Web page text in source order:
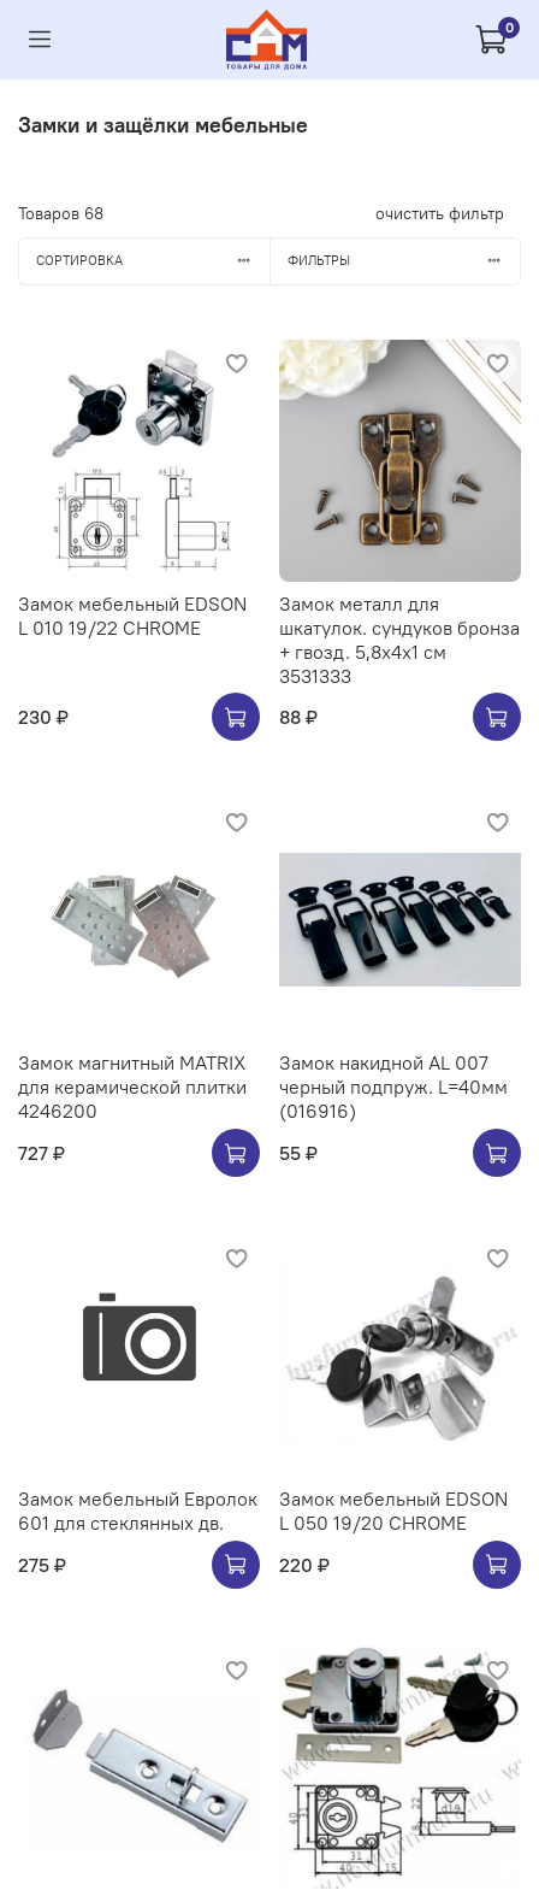
0
Замки и защёлки мебельные
Товаров 68 очистить фильтр
СОРТИРОВКА ФИЛЬТРЫ
Замок мебельный EDSON
L 010 19/22 CHROME
230 ₽
Замок металл для
шкатулок. сундуков бронза
+ гвозд. 5,8х4х1 см
3531333
88 ₽
Замок магнитный MATRIX
для керамической плитки
4246200
727 ₽
Замок накидной AL 007
черный подпруж. L=40мм
(016916)
55 ₽
Замок мебельный Евролок
601 для стеклянных дв.
275 ₽
Замок мебельный EDSON
L 050 19/20 CHROME
220 ₽